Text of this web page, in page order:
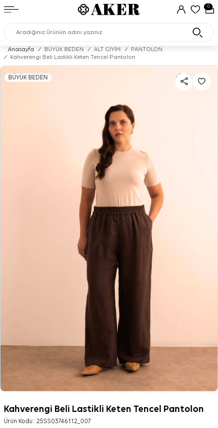
0
Anasayfa / BÜYÜK BEDEN / ALT GİYİM /
PANTOLON
/
Kahverengi Beli Lastikli Keten Tencel Pantolon
BÜYÜK BEDEN
Kahverengi Beli Lastikli Keten Tencel Pantolon
Ürün Kodu : 25SS03746112_007